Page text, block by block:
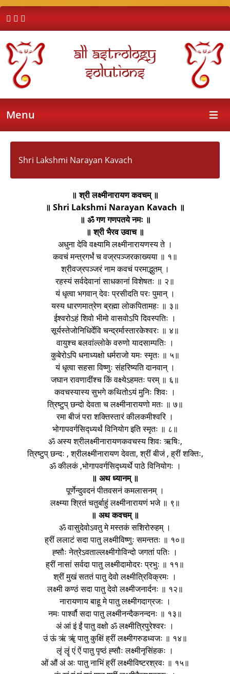
All Astrology
Solutions
Menu Open
Shri Lakshmi Narayan Kavach
॥ श्री लक्ष्मीनारायण कवचम् ॥
॥ Shri Lakshmi Narayan Kavach ॥
॥ ॐ गण गणपतये नमः ॥
॥ श्री भैरव उवाच ॥
अधुना देवि वक्ष्यामि लक्ष्मीनारायणस्य ते ।
कवचं मन्त्रगर्भं च वज्रपञ्जरकाख्यया ॥ १॥
श्रीवज्रपञ्जरं नाम कवचं परमाद्भुतम् ।
रहस्यं सर्वदेवानां साधकानां विशेषतः ॥ २॥
यं धृत्वा भगवान् देवः प्रसीदति परः पुमान् ।
यस्य धारणमात्रेण ब्रह्मा लोकपितामहः ॥ ३॥
ईश्वरोऽहं शिवो भीमो वासवोऽपि दिवस्पतिः ।
सूर्यस्तेजोनिधिर्देवि चन्द्रर्मास्तारकेश्वरः ॥ ४॥
वायुश्च बलवांल्लोके वरुणो यादसाम्पतिः ।
कुबेरोऽपि धनाध्यक्षो धर्मराजो यमः स्मृतः ॥ ५॥
यं धृत्वा सहसा विष्णुः संहरिष्यति दानवान् ।
जघान रावणादींश्च किं वक्ष्येऽहमतः परम् ॥ ६॥
कवचस्यास्य सुभगे कथितोऽयं मुनिः शिवः ।
त्रिष्टुप् छन्दो देवता च लक्ष्मीनारायणो मतः ॥ ७॥
रमा बीजं परा शक्तिस्तारं कीलकमीश्वरि ।
भोगापवर्गसिद्ध्यर्थं विनियोग इति स्मृतः ॥ ८॥
ॐ अस्य श्रीलक्ष्मीनारायणकवचस्य शिवः ऋषिः,
त्रिष्टुप् छन्दः , श्रीलक्ष्मीनारायण देवता, श्रीं बीजं , ह्रीं शक्तिः,
ॐ कीलकं ,भोगापवर्गसिद्ध्यर्थे पाठे विनियोगः ।
॥ अथ ध्यानम् ॥
पूर्णेन्दुवदनं पीतवसनं कमलासनम् ।
लक्ष्म्या श्रितं चतुर्बाहुं लक्ष्मीनारायणं भजे ॥ ९॥
॥ अथ कवचम् ॥
ॐ वासुदेवोऽवतु मे मस्तकं सशिरोरुहम् ।
ह्रीं ललाटं सदा पातु लक्ष्मीविष्णुः समन्ततः ॥ १०॥
ह्सौः नेत्रेऽवताल्लक्ष्मीगोविन्दो जगतां पतिः ।
ह्रीं नासां सर्वदा पातु लक्ष्मीदामोदरः प्रभुः ॥ ११॥
श्रीं मुखं सततं पातु देवो लक्ष्मीत्रिविक्रमः ।
लक्ष्मी कण्ठं सदा पातु देवो लक्ष्मीजनार्दनः ॥ १२॥
नारायणाय बाहू मे पातु लक्ष्मीगदाग्रजः ।
नमः पार्श्वौ सदा पातु लक्ष्मीनन्दैकनन्दनः ॥ १३॥
अं आं इं ईं पातु वक्षो ॐ लक्ष्मीत्रिपुरेश्वरः ।
उं ऊं ऋं ॠं पातु कुक्षिं ह्रीं लक्ष्मीगरुडध्वजः ॥ १४॥
लृं लॄं एं ऐं पातु पृष्ठं ह्सौः लक्ष्मीनृसिंहकः ।
ओं औं अं अः पातु नाभिं ह्रीं लक्ष्मीविष्टरश्रवः ॥ १५॥